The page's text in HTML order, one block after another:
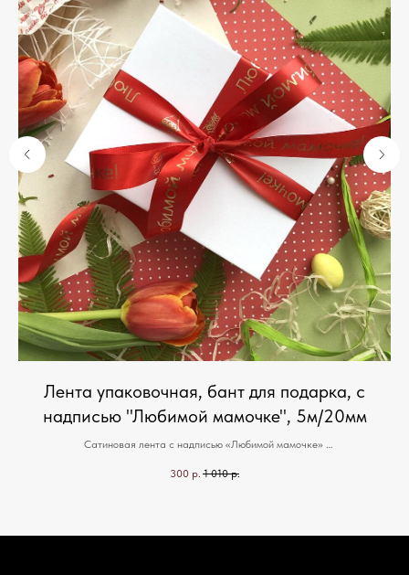
Лента упаковочная, бант для подарка, с
надписью "Любимой мамочке", 5м/20мм
Сатиновая лента с надписью «Любимой мамочке»
ассортименте. В упаковке 1 моток ленты — 5м/20мм. Наши ленты говорят за
300 р. 1 010 р.